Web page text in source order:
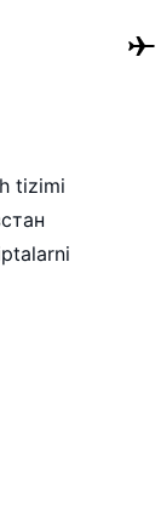
tizimi